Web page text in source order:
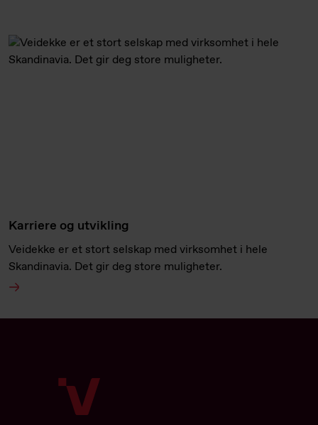
Karriere og utvikling
Veidekke er et stort selskap med virksomhet i hele
Skandinavia. Det gir deg store muligheter.